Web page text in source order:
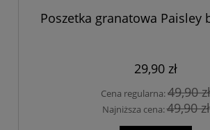
Poszetka granatowa Paisley
29,90 zł
Cena regularna:49,90 zł
Najniższa cena:49,90 zł